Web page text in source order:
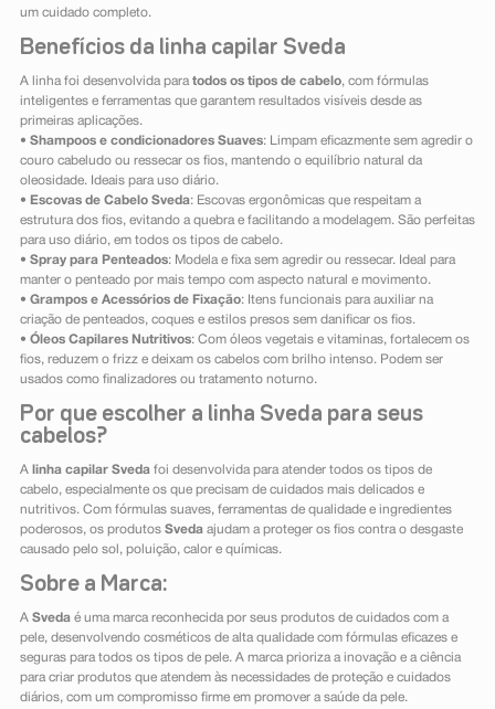
um cuidado completo.
Benefícios da linha capilar Sveda
A linha foi desenvolvida para todos os tipos de cabelo, com fórmulas
inteligentes e ferramentas que garantem resultados visíveis desde as
primeiras aplicações.
• Shampoos e condicionadores Suaves: Limpam eficazmente sem agredir o
couro cabeludo ou ressecar os fios, mantendo o equilíbrio natural da
oleosidade. Ideais para uso diário.
• Escovas de Cabelo Sveda: Escovas ergonômicas que respeitam a
estrutura dos fios, evitando a quebra e facilitando a modelagem. São perfeitas
para uso diário, em todos os tipos de cabelo.
• Spray para Penteados: Modela e fixa sem agredir ou ressecar. Ideal para
manter o penteado por mais tempo com aspecto natural e movimento.
• Grampos e Acessórios de Fixação: Itens funcionais para auxiliar na
criação de penteados, coques e estilos presos sem danificar os fios.
• Óleos Capilares Nutritivos: Com óleos vegetais e vitaminas, fortalecem os
fios, reduzem o frizz e deixam os cabelos com brilho intenso. Podem ser
usados como finalizadores ou tratamento noturno.
Por que escolher a linha Sveda para seus
cabelos?
A linha capilar Svedafoi desenvolvida para atender todos os tipos de
cabelo, especialmente os que precisam de cuidados mais delicados e
nutritivos. Com fórmulas suaves, ferramentas de qualidade e ingredientes
poderosos, os produtos Svedaajudam a proteger os fios contra o desgaste
causado pelo sol, poluição, calor e químicas.
Sobre a Marca:
A Svedaé uma marca reconhecida por seus produtos de cuidados com a
pele, desenvolvendo cosméticos de alta qualidade com fórmulas eficazes e
seguras para todos os tipos de pele. A marca prioriza a inovação e a ciência
para criar produtos que atendem às necessidades de proteção e cuidados
diários, com um compromisso firme em promover a saúde da pele.